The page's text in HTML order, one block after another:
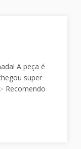
A peça é
super
Recomendo